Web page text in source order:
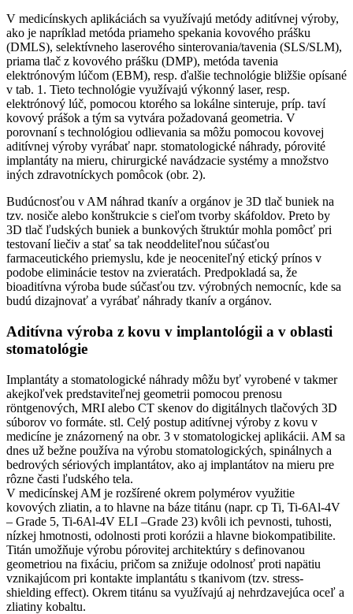
V medicínskych aplikáciách sa využívajú metódy aditívnej výroby,
ako je napríklad metóda priameho spekania kovového prášku
(DMLS), selektívneho laserového sinterovania/tavenia (SLS/SLM),
priama tlač z kovového prášku (DMP), metóda tavenia
elektrónovým lúčom (EBM), resp. ďalšie technológie bližšie opísané
v tab. 1. Tieto technológie využívajú výkonný laser, resp.
elektrónový lúč, pomocou ktorého sa lokálne sinteruje, príp. taví
kovový prášok a tým sa vytvára požadovaná geometria. V
porovnaní s technológiou odlievania sa môžu pomocou kovovej
aditívnej výroby vyrábať napr. stomatologické náhrady, pórovité
implantáty na mieru, chirurgické navádzacie systémy a množstvo
iných zdravotníckych pomôcok (obr. 2).
Budúcnosťou v AM náhrad tkanív a orgánov je 3D tlač buniek na
tzv. nosiče alebo konštrukcie s cieľom tvorby skáfoldov. Preto by
3D tlač ľudských buniek a bunkových štruktúr mohla pomôcť pri
testovaní liečiv a stať sa tak neoddeliteľnou súčasťou
farmaceutického priemyslu, kde je neoceniteľný etický prínos v
podobe eliminácie testov na zvieratách. Predpokladá sa, že
bioaditívna výroba bude súčasťou tzv. výrobných nemocníc, kde sa
budú dizajnovať a vyrábať náhrady tkanív a orgánov.
Aditívna výroba z kovu v implantológii a v oblasti
stomatológie
Implantáty a stomatologické náhrady môžu byť vyrobené v takmer
akejkoľvek predstaviteľnej geometrii pomocou prenosu
röntgenových, MRI alebo CT skenov do digitálnych tlačových 3D
súborov vo formáte. stl. Celý postup aditívnej výroby z kovu v
medicíne je znázornený na obr. 3 v stomatologickej aplikácii. AM sa
dnes už bežne používa na výrobu stomatologických, spinálnych a
bedrových sériových implantátov, ako aj implantátov na mieru pre
rôzne časti ľudského tela.
V medicínskej AM je rozšírené okrem polymérov využitie
kovových zliatin, a to hlavne na báze titánu (napr. cp Ti, Ti-6Al-4V
– Grade 5, Ti-6Al-4V ELI –Grade 23) kvôli ich pevnosti, tuhosti,
nízkej hmotnosti, odolnosti proti korózii a hlavne biokompatibilite.
Titán umožňuje výrobu pórovitej architektúry s definovanou
geometriou na fixáciu, pričom sa znižuje odolnosť proti napätiu
vznikajúcom pri kontakte implantátu s tkanivom (tzv. stress-
shielding effect). Okrem titánu sa využívajú aj nehrdzavejúca oceľ a
zliatiny kobaltu.